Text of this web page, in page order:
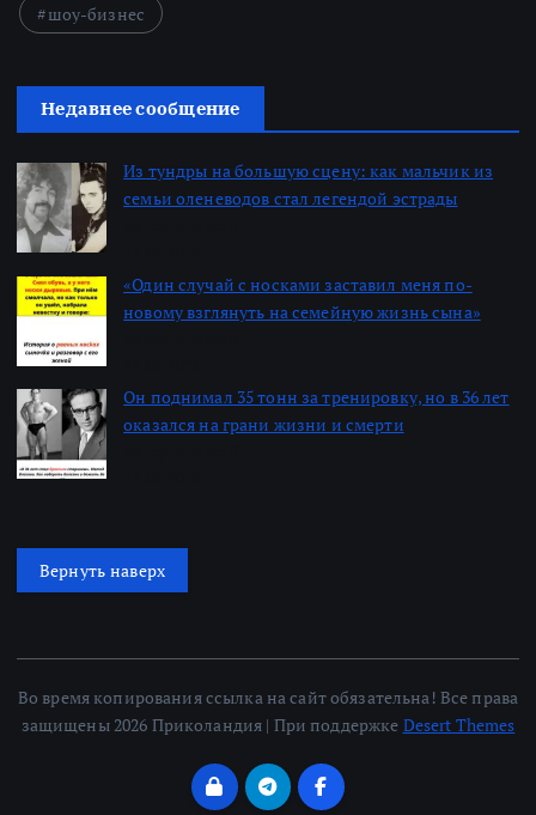
шоу-бизнес
Недавнее сообщение
Из тундры на большую сцену: как мальчик из
семьи оленеводов стал легендой эстрады
«Один случай с носками заставил меня по-
новому взглянуть на семейную жизнь сына»
Он поднимал 35 тонн за тренировку, но в 36 лет
оказался на грани жизни и смерти
Вернуть наверх
Во время копирования ссылка на сайт обязательна! Все права
защищены 2026 Приколандия | При поддержке Desert Themes